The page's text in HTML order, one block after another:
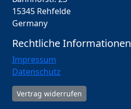
15345 Rehfelde
Germany
Rechtliche Informationen
Impressum
Datenschutz
Vertrag widerrufen